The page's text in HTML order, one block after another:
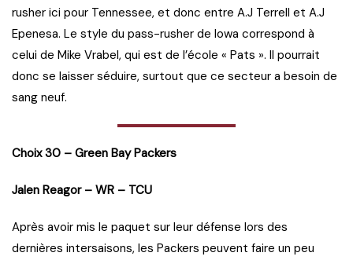
rusher ici pour Tennessee, et donc entre A.J Terrell et A.J
Epenesa. Le style du pass-rusher de Iowa correspond à
celui de Mike Vrabel, qui est de l’école « Pats ». Il pourrait
donc se laisser séduire, surtout que ce secteur a besoin de
sang neuf.
Choix 30 – Green Bay Packers
Jalen Reagor – WR – TCU
Après avoir mis le paquet sur leur défense lors des
dernières intersaisons, les Packers peuvent faire un peu